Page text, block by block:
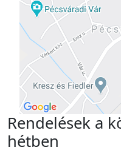
Rendelések a
hétben